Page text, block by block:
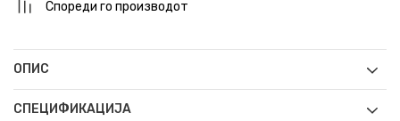
Спореди го производот
ОПИС
СПЕЦИФИКАЦИЈА